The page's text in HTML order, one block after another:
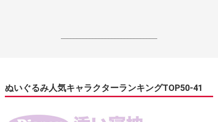
------------------------------------------------------------------
ぬいぐるみ人気キャラクターランキングTOP50-41